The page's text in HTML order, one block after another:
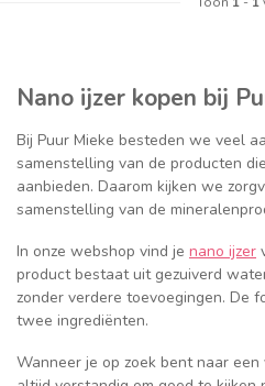
Nano ijzer kopen bij
Bij Puur Mieke besteden we veel
samenstelling van de producten
aanbieden. Daarom kijken we
samenstelling van de
In onze webshop vind je nano ijzer
product bestaat uit gezuiverd
zonder verdere toevoegingen. De
twee ingrediënten.
Wanneer je op zoek bent naar